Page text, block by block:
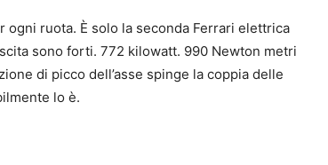
ruota. È solo la seconda Ferrari elettrica
sono forti. 772 kilowatt. 990 Newton metri
di picco dell’asse spinge la coppia delle
lo è.